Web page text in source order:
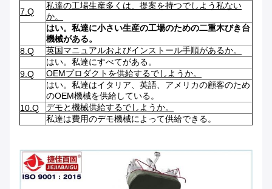
7.Q
私達の工場生産多くは、提案を持つでしよう私ない
か。
はい。私達に小さい生産の工場のための二重木びき台
機械がある。
8.Q
英国マニュアルおよびインストール手順があるか。
はい。私達にすべてがある。
9.Q
OEMプロダクトを供給するでしようか。
はい。私達はイタリア、英語、アメリカの顧客のため
のOEM機械を供給している。
10.Q
デモと機械供給するでしようか。
私達は費用のデモ機械によって供給できる。